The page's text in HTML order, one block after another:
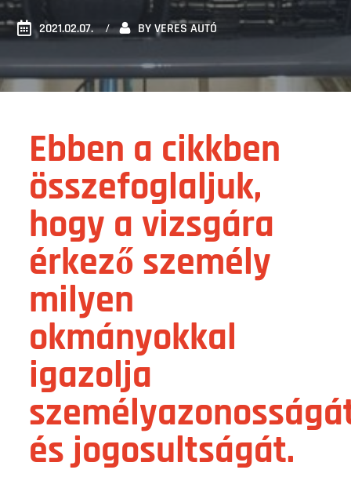
2021.02.07. BYVERES AUTÓ
Ebben a cikkben
összefoglaljuk,
hogy a vizsgára
érkező személy
milyen
okmányokkal
igazolja
és jogosultságát.